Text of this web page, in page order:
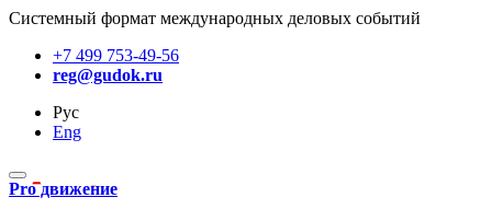
Системный формат международных деловых событий
+7 499 753-49-56
reg@gudok.ru
Рус
Eng
Pro движение